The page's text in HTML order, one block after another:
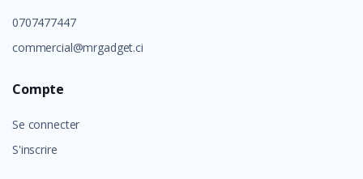
0707477447
commercial@mrgadget.ci
Compte
Se connecter
S'inscrire